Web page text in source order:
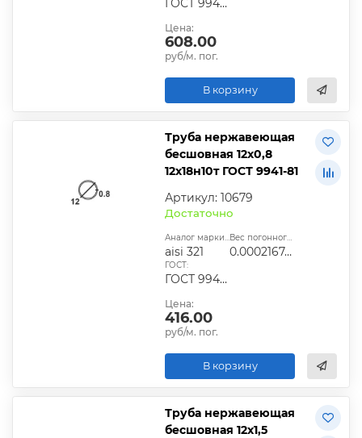
ГОСТ 9940-81, ГОСТ 9941-81, ГОСТ 24030-80, ГОСТ 10498-82
Цена:
608.00
руб/м. пог.
В корзину
Труба нержавеющая
бесшовная 12х0,8
12х18н10т ГОСТ 9941-81
Артикул: 10679
Достаточно
Аналог марки стали:
aisi 321
Вес погонного метра, т.:
0.0002167424
ГОСТ:
ГОСТ 9940-81, ГОСТ 9941-81, ГОСТ 24030-80, ГОСТ 10498-82
Цена:
416.00
руб/м. пог.
В корзину
Труба нержавеющая
бесшовная 12х1,5